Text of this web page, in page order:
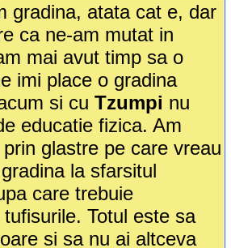
gradina, atata cat e, dar
ca ne-am mutat in
mai avut timp sa o
imi place o gradina
si cuTzumpi nu
educatie fizica. Am
glastre pe care vreau
la sfarsitul
care trebuie
Totul este sa
si sa nu ai altceva